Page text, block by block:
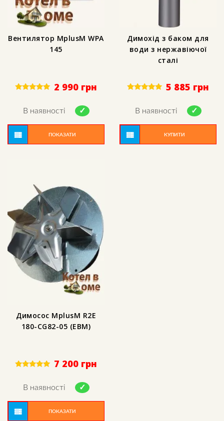
Вентилятор MplusM WPA
145
out of 5
2 990 грн
В наявності
ПОКАЗАТИ
Димохід з баком для
води з нержавіючої
сталі
out of 5
5 885 грн
В наявності
КУПИТИ
Димосос MplusM R2E
180-CG82-05 (EBM)
out of 5
7 200 грн
В наявності
ПОКАЗАТИ